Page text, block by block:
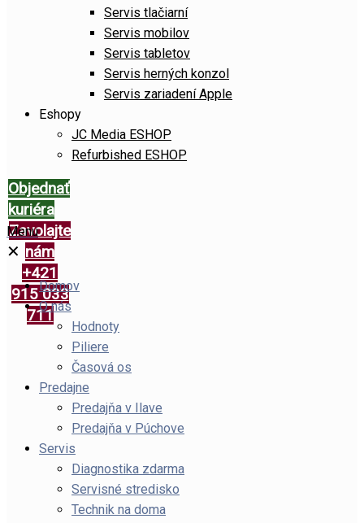
Servis tlačiarní
Servis mobilov
Servis tabletov
Servis herných konzol
Servis zariadení Apple
Eshopy
JC Media ESHOP
Refurbished ESHOP
Objednať
kuriéra
Zavolajte
nám
+421
915 033
711
Menu
✕
Domov
O nás
Hodnoty
Piliere
Časová os
Predajne
Predajňa v Ilave
Predajňa v Púchove
Servis
Diagnostika zdarma
Servisné stredisko
Technik na doma